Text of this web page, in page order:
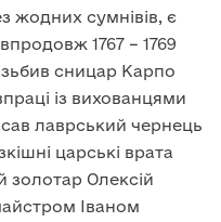
жодних сумнівів, є
1767 – 1769
сницар Карпо
із вихованцями
лаврський чернець
царські врата
золотар Олексій
Іваном